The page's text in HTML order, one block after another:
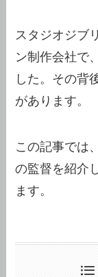
スタジオジブ
ン制作会社で
した。その背
があります。
この記事では
の監督を紹介
ます。